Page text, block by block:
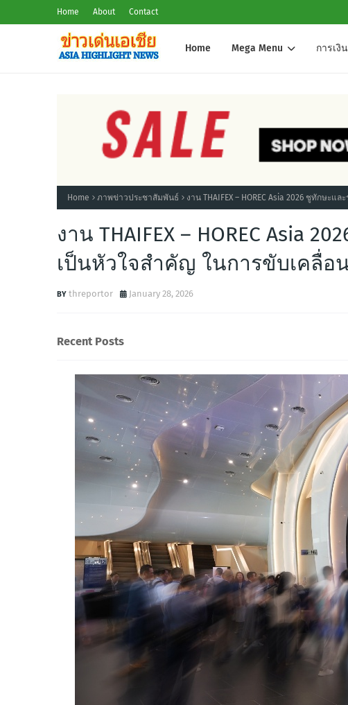
Home About Contact
Home Mega Menu การเงิ
Home ภาพข่าวประชาสัมพันธ์ งาน THAIFEX – HOREC Asia 2026 ชูทักษ
งาน THAIFEX – HOREC Asia
เป็นหัวใจสำคัญ ในการขับเคลื่อ
threportor January 28, 2026
Recent Posts